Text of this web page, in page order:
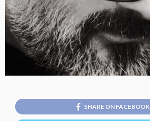
SHARE ON FACEBOOK